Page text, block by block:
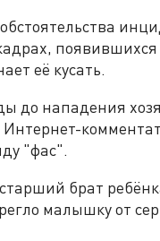
появившихся
её кусать.
до нападения
Интернет-
"фас".
брат
малышку от